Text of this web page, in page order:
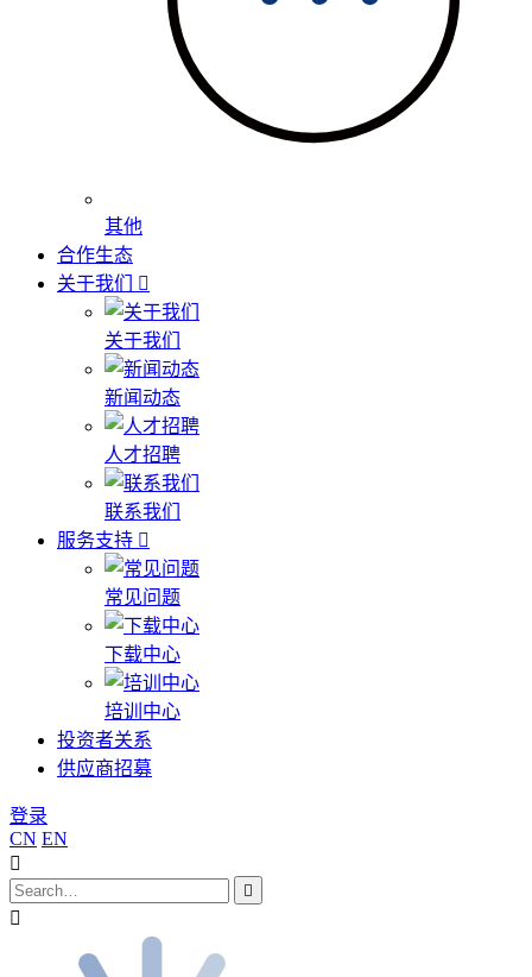
其他
合作生态
关于我们
关于我们
新闻动态
人才招聘
联系我们
服务支持
常见问题
下载中心
培训中心
投资者关系
供应商招募
登录
CN EN